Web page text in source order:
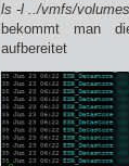
ls -l ../vmfs/
bekommt man
aufbereitet